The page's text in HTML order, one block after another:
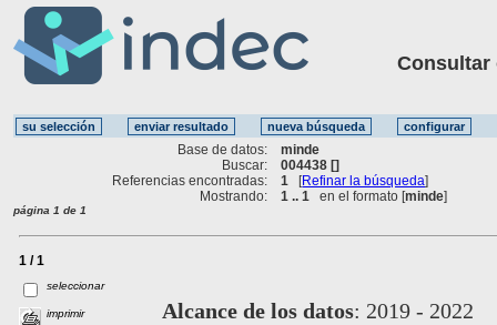
Consultar
Base de datos:
minde
Buscar:
004438 []
Referencias encontradas:
1 [Refinar la búsqueda]
Mostrando:
1 .. 1 en el formato [minde]
página 1 de 1
1 / 1
seleccionar
imprimir Alcance de los datos: 2019 - 2022